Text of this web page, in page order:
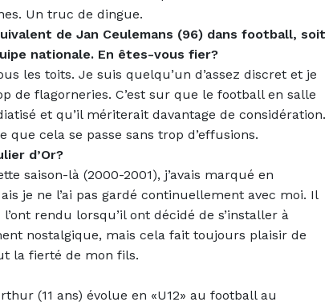
Un truc de dingue.
de Jan Ceulemans (96) dans football, soit
nationale. En êtes-vous fier?
les toits. Je suis quelqu’un d’assez discret et je
de flagorneries. C’est sur que le football en salle
et qu’il mériterait davantage de considération.
que cela se passe sans trop d’effusions.
d’Or?
saison-là (2000-2001), j’avais marqué en
je ne l’ai pas gardé continuellement avec moi. Il
rendu lorsqu’il ont décidé de s’installer à
nostalgique, mais cela fait toujours plaisir de
la fierté de mon fils.
(11 ans) évolue en «U12» au football au